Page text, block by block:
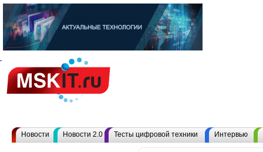
Новости Новости 2.0 Тесты цифровой техники Интервью